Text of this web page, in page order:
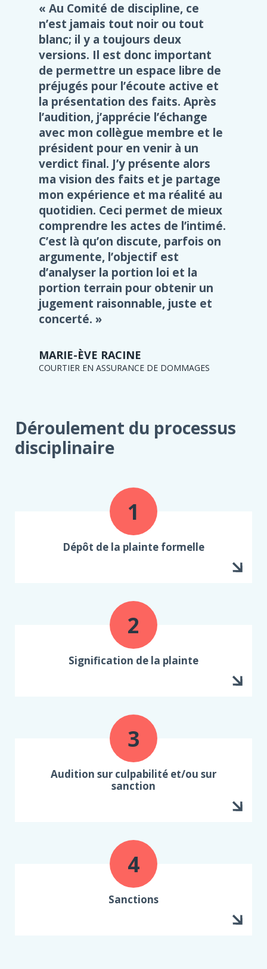
Au Comité de discipline, ce
n’est jamais tout noir ou tout
blanc; il y a toujours deux
versions. Il est donc important
de permettre un espace libre de
préjugés pour l’écoute active et
la présentation des faits. Après
l’audition, j’apprécie l’échange
avec mon collègue membre et le
président pour en venir à un
verdict final. J’y présente alors
ma vision des faits et je partage
mon expérience et ma réalité au
quotidien. Ceci permet de mieux
comprendre les actes de l’intimé.
C’est là qu’on discute, parfois on
argumente, l’objectif est
d’analyser la portion loi et la
portion terrain pour obtenir un
jugement raisonnable, juste et
concerté.
MARIE-ÈVE RACINE
COURTIER EN ASSURANCE DE DOMMAGES
Déroulement du processus
disciplinaire
Dépôt de la plainte formelle
Signification de la plainte
Audition sur culpabilité et/ou sur
sanction
Sanctions